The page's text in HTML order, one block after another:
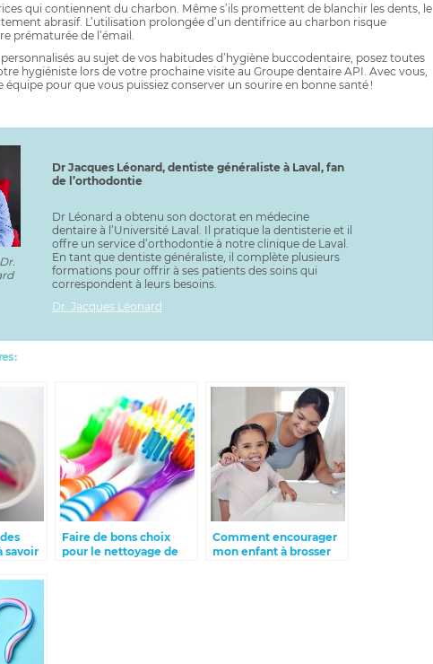
qui contiennent du charbon. Même s’ils promettent de blanchir les dents, le
abrasif. L’utilisation prolongée d’un dentifrice au charbon risque
prématurée de l’émail.
au sujet de vos habitudes d’hygiène buccodentaire, posez toutes
hygiéniste lors de votre prochaine visite au Groupe dentaire API. Avec vous,
équipe pour que vous puissiez conserver un sourire en bonne santé !
Dr Jacques Léonard, dentiste généraliste à Laval, fan
de l’orthodontie
Dr Léonard a obtenu son doctorat en médecine
dentaire à l’Université Laval. Il pratique la dentisterie et il
offre un service d’orthodontie à notre clinique de Laval.
En tant que dentiste généraliste, il complète plusieurs
formations pour offrir à ses patients des soins qui
correspondent à leurs besoins.
Dr. Jacques Léonard
:
savoir
Faire de bons choix
pour le nettoyage de
Comment encourager
mon enfant à brosser